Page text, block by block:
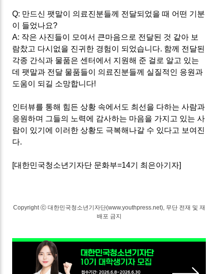
Q: 만드신 팻말이 의료진분들께 전달되었을 때 어떤 기분
이 들었나요?
A: 작은 사진들이 모여서 큰마음으로 전달된 것 같아 보
람찼고 다시없을 진귀한 경험이 되었습니다. 함께 전달된
각종 간식과 물품은 센터에서 지원해 준 걸로 알고 있는
데 팻말과 전달 물품들이 의료진분들께 실질적인 응원과
도움이 되길 소망합니다!
인터뷰를 통해 힘든 상황 속에서도 최선을 다하는 사람과
응원하며 그들의 노력에 감사하는 마음을 가지고 있는 사
람이 있기에 이러한 상황도 극복해나갈 수 있다고 보여진
다.
[대한민국청소년기자단 문화부=14기 최은아기자]
Copyright ⓒ 대한민국청소년기자단(www.youthpress.net), 무단 전재 및 재
배포 금지